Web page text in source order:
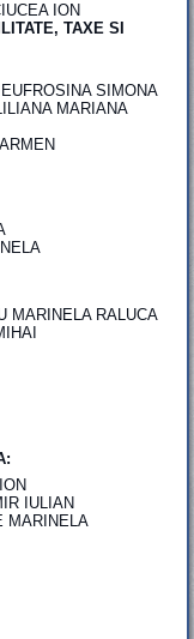
ION
TAXE SI
SIMONA
MARIANA
MARINELA RALUCA
IULIAN
MARINELA